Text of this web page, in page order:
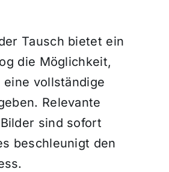
Tausch bietet ein
die Möglichkeit,
vollständige
Relevante
sind sofort
beschleunigt den